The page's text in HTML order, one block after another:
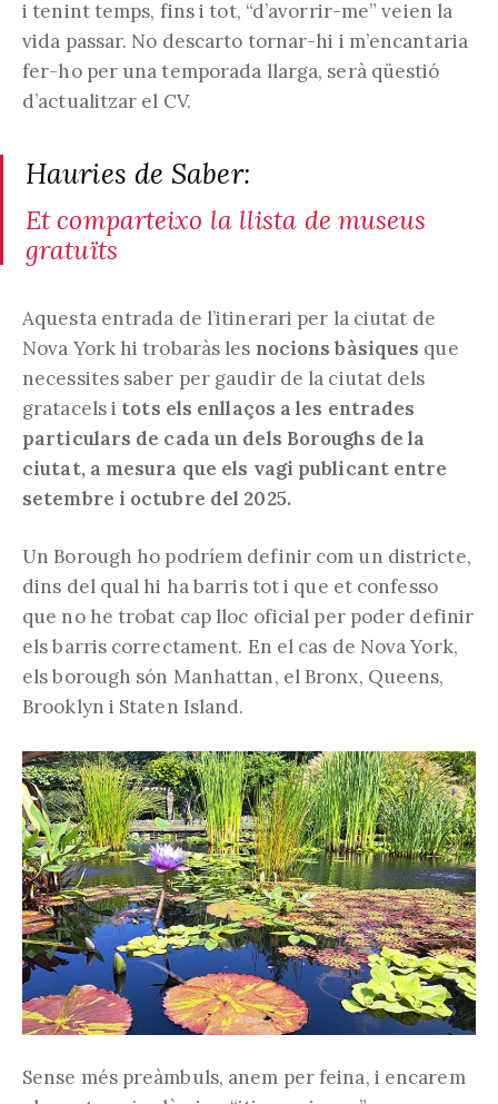
i tenint temps, fins i tot, “d’avorrir-me” veien la
vida passar. No descarto tornar-hi i m’encantaria
fer-ho per una temporada llarga, serà qüestió
d’actualitzar el CV.
Hauries de Saber:
Et comparteixo la llista de museus
gratuïts
Aquesta entrada de l’itinerari per la ciutat de
Nova York hi trobaràs les nocions bàsiques que
necessites saber per gaudir de la ciutat dels
gratacels i tots els enllaços a les entrades
particulars de cada un dels Boroughs de la
ciutat, a mesura que els vagi publicant entre
setembre i octubre del 2025.
Un Borough ho podríem definir com un districte,
dins del qual hi ha barris tot i que et confesso
que no he trobat cap lloc oficial per poder definir
els barris correctament. En el cas de Nova York,
els borough són Manhattan, el Bronx, Queens,
Brooklyn i Staten Island.
Sense més preàmbuls, anem per feina, i encarem